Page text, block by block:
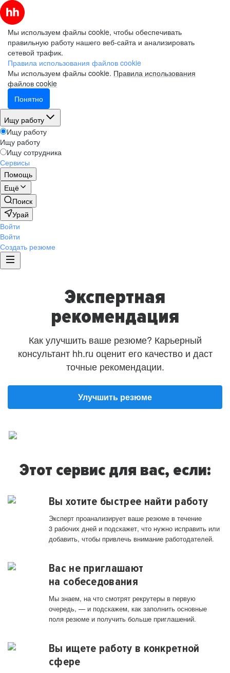
Мы используем файлы cookie, чтобы обеспечивать
правильную работу нашего веб-сайта и анализировать
сетевой трафик.
Правила использования файлов cookie
Мы используем файлы cookie. Правила использования
файлов cookie
Понятно
Ищу работу
Ищу работу
Ищу работу
Ищу сотрудника
Сервисы
Помощь
Ещё
Поиск
Урай
Войти
Войти
Создать резюме
Экспертная
рекомендация
Как улучшить ваше резюме? Карьерный
консультант hh.ru оценит его качество и даст
точные рекомендации.
Улучшить резюме
Этот сервис для вас, если:
Вы хотите быстрее найти работу
Эксперт проанализирует ваше резюме в течение
3 рабочих дней и подскажет, что нужно исправить или
добавить, чтобы привлечь внимание работодателей.
Вас не приглашают
на собеседования
Мы знаем, на что смотрят рекрутеры в первую
очередь, — и подскажем, как заполнить основные
поля резюме и получить больше приглашений.
Вы ищете работу в конкретной
сфере